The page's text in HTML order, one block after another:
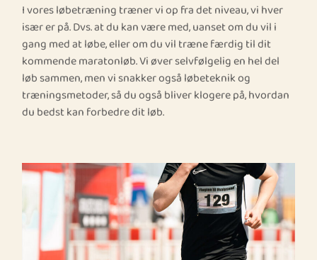
I vores løbetræning træner vi op fra det niveau, vi hver
især er på. Dvs. at du kan være med, uanset om du vil i
gang med at løbe, eller om du vil træne færdig til dit
kommende maratonløb. Vi øver selvfølgelig en hel del
løb sammen, men vi snakker også løbeteknik og
træningsmetoder, så du også bliver klogere på, hvordan
du bedst kan forbedre dit løb.